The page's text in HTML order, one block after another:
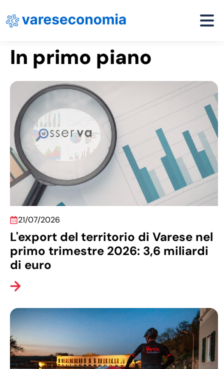
In primo piano
21/07/2026
L'export del territorio di Varese nel
primo trimestre 2026: 3,6 miliardi
di euro